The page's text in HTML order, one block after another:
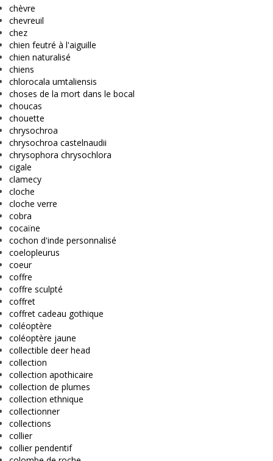
chèvre
chevreuil
chez
chien feutré à l'aiguille
chien naturalisé
chiens
chlorocala umtaliensis
choses de la mort dans le bocal
choucas
chouette
chrysochroa
chrysochroa castelnaudii
chrysophora chrysochlora
cigale
clamecy
cloche
cloche verre
cobra
cocaïne
cochon d'inde personnalisé
coelopleurus
coeur
coffre
coffre sculpté
coffret
coffret cadeau gothique
coléoptère
coléoptère jaune
collectible deer head
collection
collection apothicaire
collection de plumes
collection ethnique
collectionner
collections
collier
collier pendentif